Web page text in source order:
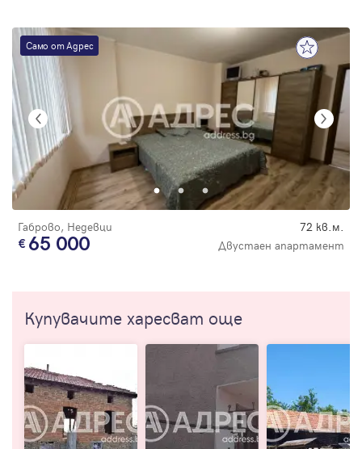
Само от Адрес
Габрово, Недевци 72 кв.м.
65 000 Двустаен апартамент
Купувачите харесват още